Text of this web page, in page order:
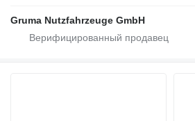
Gruma Nutzfahrzeuge GmbH